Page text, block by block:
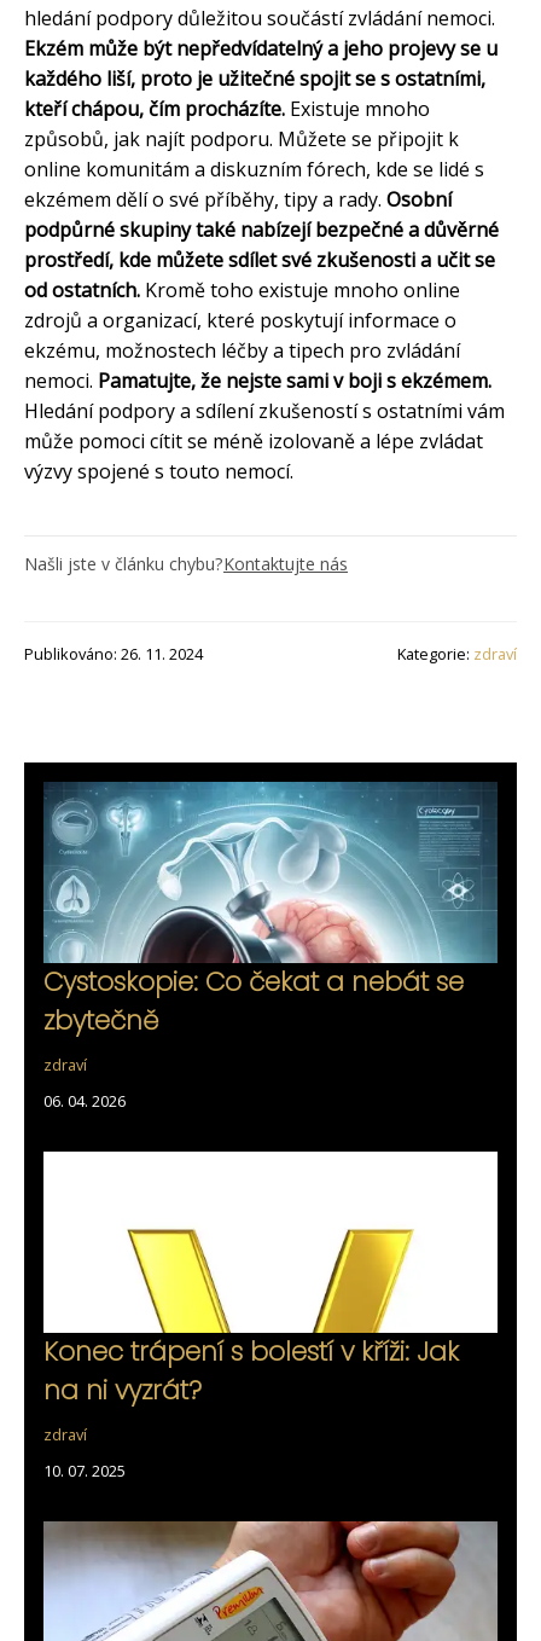
hledání podpory důležitou součástí zvládání nemoci.
Ekzém může být nepředvídatelný a jeho projevy se u
každého liší, proto je užitečné spojit se s ostatními,
kteří chápou, čím procházíte. Existuje mnoho
způsobů, jak najít podporu. Můžete se připojit k
online komunitám a diskuzním fórech, kde se lidé s
ekzémem dělí o své příběhy, tipy a rady. Osobní
podpůrné skupiny také nabízejí bezpečné a důvěrné
prostředí, kde můžete sdílet své zkušenosti a učit se
od ostatních. Kromě toho existuje mnoho online
zdrojů a organizací, které poskytují informace o
ekzému, možnostech léčby a tipech pro zvládání
nemoci. Pamatujte, že nejste sami v boji s ekzémem.
Hledání podpory a sdílení zkušeností s ostatními vám
může pomoci cítit se méně izolovaně a lépe zvládat
výzvy spojené s touto nemocí.
Našli jste v článku chybu?Kontaktujte nás
Publikováno: 26. 11. 2024 Kategorie: zdraví
Cystoskopie: Co čekat a nebát se
zbytečně
zdraví
06. 04. 2026
Konec trápení s bolestí v kříži: Jak
na ni vyzrát?
zdraví
10. 07. 2025